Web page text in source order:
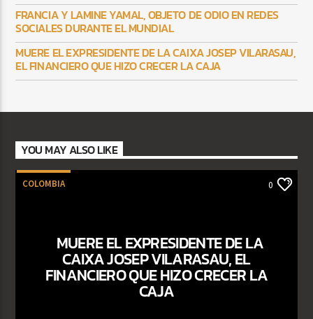
FRANCIA Y LAMINE YAMAL, OBJETO DE ODIO EN REDES
SOCIALES DURANTE EL MUNDIAL
MUERE EL EXPRESIDENTE DE LA CAIXA JOSEP VILARASAU,
EL FINANCIERO QUE HIZO CRECER LA CAJA
YOU MAY ALSO LIKE
COLOMBIA 0
MUERE EL EXPRESIDENTE DE LA
CAIXA JOSEP VILARASAU, EL
FINANCIERO QUE HIZO CRECER LA
CAJA